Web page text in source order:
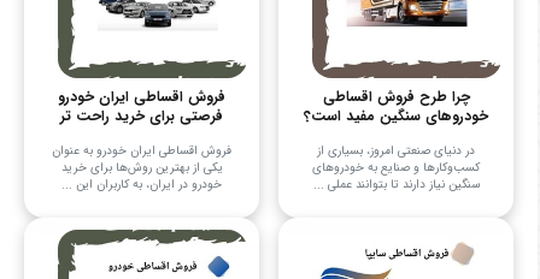
چرا طرح فروش اقساطی
خودروهای سنگین مفید است؟
در دنیای صنعتی امروز، بسیاری از
کسب‌وکارها و صنایع به خودروهای
سنگین نیاز دارند تا بتوانند عملی ...
فروش اقساطی ایران خودرو
فرصتی برای خرید راحت تر
فروش اقساطی ایران خودرو به عنوان
یکی از بهترین روش‌ها برای خرید
خودرو در ایران، به کاربران این ...